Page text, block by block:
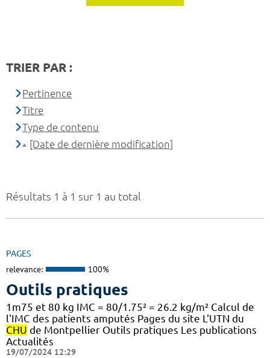
Résultats 1 à 1 sur 1 au total
PAGES
relevance: 100%
Outils pratiques
1m75 et 80 kg IMC = 80/1.75² = 26.2 kg/m² Calcul de
l'IMC des patients amputés Pages du site L'UTN du
CHU de Montpellier Outils pratiques Les publications
Actualités
19/07/2024 12:29
TRIER PAR :
Pertinence
Titre
Type de contenu
[Date de dernière modification]